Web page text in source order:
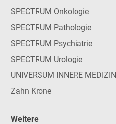
SPECTRUM Onkologie
SPECTRUM Pathologie
SPECTRUM Psychiatrie
SPECTRUM Urologie
UNIVERSUM INNERE MEDIZIN
Zahn Krone
Weitere